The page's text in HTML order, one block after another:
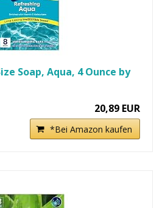
Soap, Aqua, 4 Ounce by
20,89 EUR
*Bei Amazon kaufen